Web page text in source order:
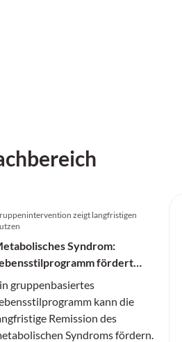
zeigt langfristigen
Syndrom:
fördert
Remission
gruppenbasiertes
kann die
Remission des
Syndroms fördern.